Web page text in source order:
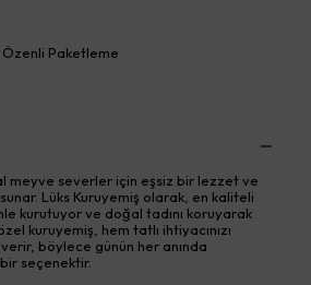
Paketleme
meyve severler için eşsiz bir lezzet ve
sunar. Lüks Kuruyemiş olarak, en kaliteli
kurutuyor ve doğal tadını koruyarak
kuruyemiş, hem tatlı ihtiyacınızı
böylece günün her anında
seçenektir.